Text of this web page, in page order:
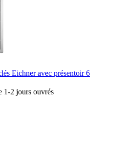
Eichner avec présentoir 6
1-2 jours ouvrés